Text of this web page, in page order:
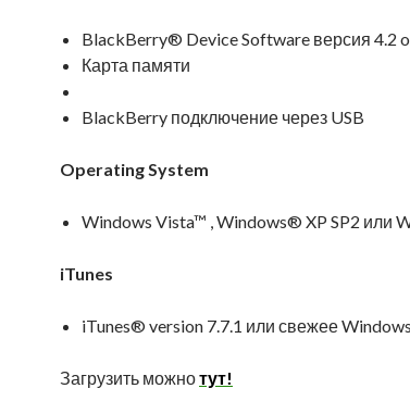
BlackBerry® Device Software версия 4.2
Карта памяти
BlackBerry подключение через USB
Operating System
Windows Vista™ , Windows® XP SP2 или
iTunes
iTunes® version 7.7.1 или свежее
Загрузить можнотут!